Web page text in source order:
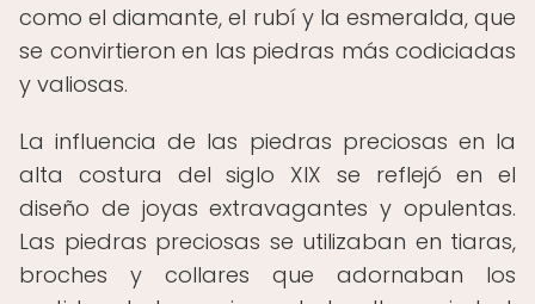
como el diamante, el rubí y la esmeralda, que
se convirtieron en las piedras más codiciadas
y valiosas.
La influencia de las piedras preciosas en la
alta costura del siglo XIX se reflejó en el
diseño de joyas extravagantes y opulentas.
Las piedras preciosas se utilizaban en tiaras,
broches y collares que adornaban los